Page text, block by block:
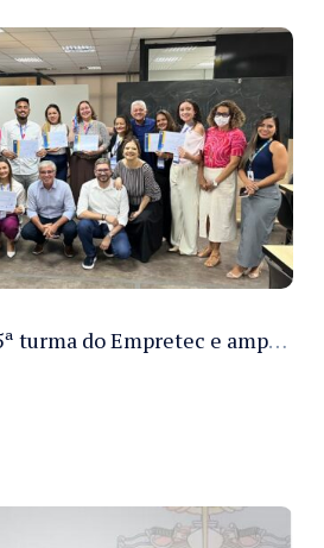
Manaus forma 345ª turma do Empretec e amplia qualificação de empreendedores na cidade